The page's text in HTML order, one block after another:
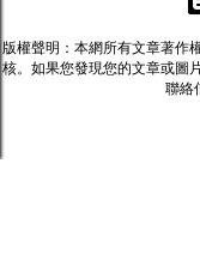
版權聲明：本網所有文章著作
核。如果您發現您的文章或圖
聯絡